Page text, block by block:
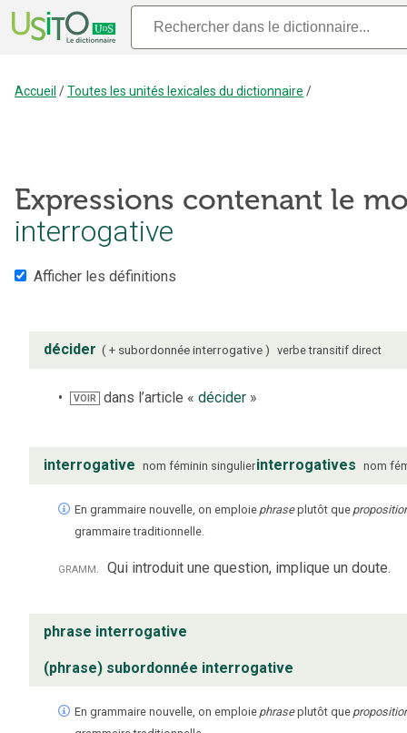
Accueil /Toutes les unités lexicales du dictionnaire /
Expressions contenant le
interrogative
Afficher les définitions
décider + subordonnée interrogative verbe transitif direct
VOIR dans l’article «décider »
interrogative nom féminin singulierinterrogatives nom
En grammaire nouvelle, on emploie phraseplutôt que
grammaire traditionnelle.
gramm. Qui introduit une question, implique un doute.
phrase interrogative
(phrase) subordonnée interrogative
En grammaire nouvelle, on emploie phraseplutôt que